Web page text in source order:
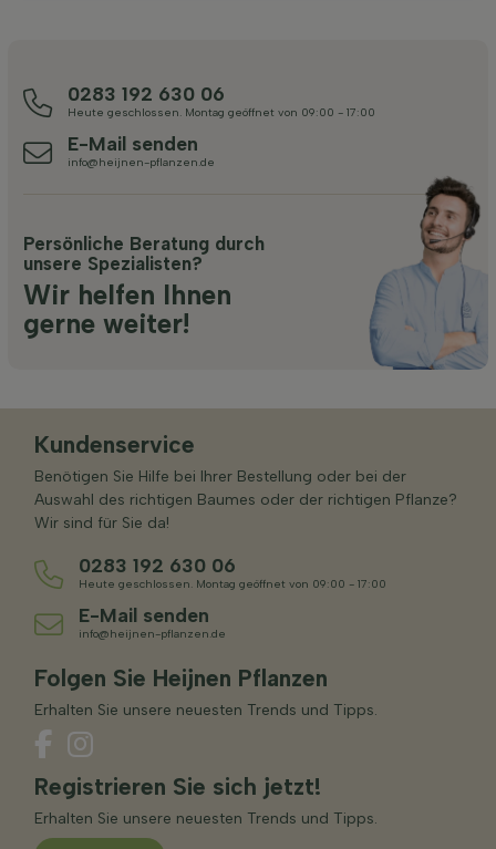
0283 192 630 06
Heute geschlossen. Montag geöffnet von 09:00 - 17:00
E-Mail senden
info@heijnen-pflanzen.de
Persönliche Beratung durch
unsere Spezialisten?
Wir helfen Ihnen
gerne weiter!
Kundenservice
Benötigen Sie Hilfe bei Ihrer Bestellung oder bei der
Auswahl des richtigen Baumes oder der richtigen Pflanze?
Wir sind für Sie da!
0283 192 630 06
Heute geschlossen. Montag geöffnet von 09:00 - 17:00
E-Mail senden
info@heijnen-pflanzen.de
Folgen Sie Heijnen Pflanzen
Erhalten Sie unsere neuesten Trends und Tipps.
Registrieren Sie sich jetzt!
Erhalten Sie unsere neuesten Trends und Tipps.